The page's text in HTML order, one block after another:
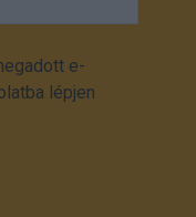
e-
lépjen